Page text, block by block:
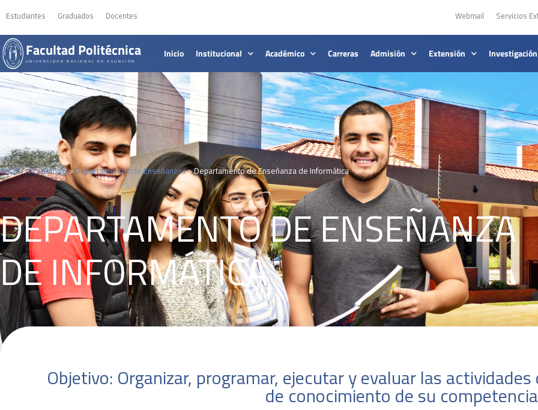
Estudiantes Graduados Docentes Webmail Servicios
Facultad Politécnica
UNIVERSIDAD NACIONAL DE ASUNCIÓN
Inicio Institucional Académico Carreras Admisión Extensión Investigación
INICIO>Académico>Departamentos de Enseñanzas>Departamento de Enseñanza de Informática
DEPARTAMENTO DE ENSEÑANZA
DE INFORMÁTICA
Objetivo: Organizar, programar, ejecutar y evaluar las
de conocimiento de su